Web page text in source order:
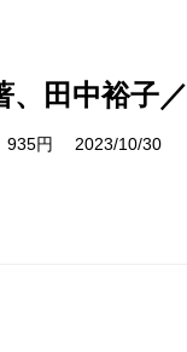
、田中裕子
円 2023/10/30